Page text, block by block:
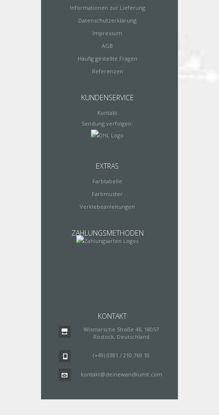
Informationen zur Lieferung
Datenschutzerklärung
Impressum
AGB
Häufig gestellte Fragen
Referenzen
KUNDENSERVICE
Kontakt
Sendung verfolgen:
EXTRAS
Farbtabelle
Farbmuster
Verklebeanleitungen
ZAHLUNGSMETHODEN
KONTAKT
Wismarsche Straße 46, 18057
Rostock, Deutschland
(+49) 0381 / 210 769 10
kontakt@deinewandkunst.com